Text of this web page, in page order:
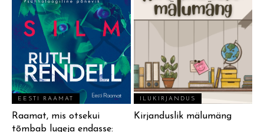
EESTI RAAMAT
Raamat, mis otsekui
tõmbab lugeja endasse:
ILUKIRJANDUS
Kirjanduslik mälumäng